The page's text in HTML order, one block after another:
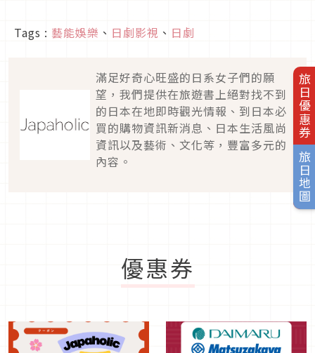
旅日優惠券
旅日地圖
Tags : 藝能娛樂 、 日劇影視 、 日劇
滿足好奇心旺盛的日系女子們的願
望，我們提供在旅遊書上絕對找不到
的日本在地即時觀光情報、到日本必
買的購物資訊新消息、日本生活風尚
資訊以及藝術、文化等，豐富多元的
內容。
優惠券